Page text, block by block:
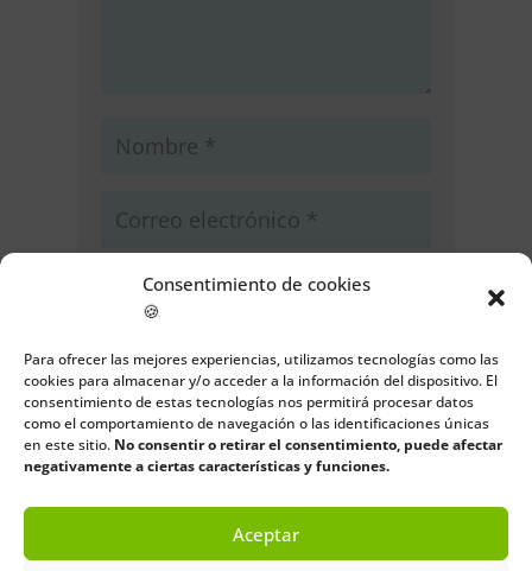
Consentimiento de cookies
🍪
Para ofrecer las mejores experiencias, utilizamos tecnologías como las
cookies para almacenar y/o acceder a la información del dispositivo. El
consentimiento de estas tecnologías nos permitirá procesar datos
como el comportamiento de navegación o las identificaciones únicas
en este sitio. No consentir o retirar el consentimiento, puede afectar
negativamente a ciertas características y funciones.
Aceptar
Guarda mi nombre, correo
electrónico y web en este navegador
para la próxima vez que comente.
Enviar comentario